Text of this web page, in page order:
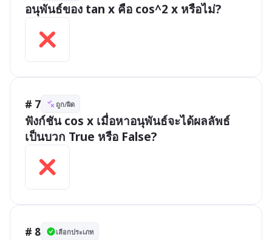
อนุพันธ์ของ tan x คือ cos^2 x หรือไม่?
# 7 ถูก/ผิด
ฟังก์ชัน cos x เมื่อหาอนุพันธ์จะได้ผลลัพธ์
เป็นบวก True หรือ False?
# 8 เลือกประเภท